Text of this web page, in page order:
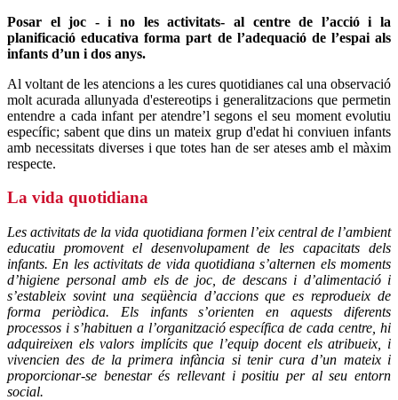
Posar el joc - i no les activitats- al centre de l’acció i la
planificació educativa forma part de l’adequació de l’espai als
infants d’un i dos anys.
Al voltant de les atencions a les cures quotidianes cal una observació
molt acurada allunyada d'estereotips i generalitzacions que permetin
entendre a cada infant per atendre’l segons el seu moment evolutiu
específic; sabent que dins un mateix grup d'edat hi conviuen infants
amb necessitats diverses i que totes han de ser ateses amb el màxim
respecte.
La vida quotidiana
Les activitats de la vida quotidiana formen l’eix central de l’ambient
educatiu promovent el desenvolupament de les capacitats dels
infants. En les activitats de vida quotidiana s’alternen els moments
d’higiene personal amb els de joc, de descans i d’alimentació i
s’estableix sovint una seqüència d’accions que es reprodueix de
forma periòdica. Els infants s’orienten en aquests diferents
processos i s’habituen a l’organització específica de cada centre, hi
adquireixen els valors implícits que l’equip docent els atribueix, i
vivencien des de la primera infància si tenir cura d’un mateix i
proporcionar-se benestar és rellevant i positiu per al seu entorn
social.